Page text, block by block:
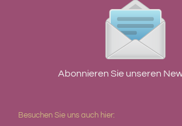
Abonnieren Sie unseren
Besuchen Sie uns auch hier: